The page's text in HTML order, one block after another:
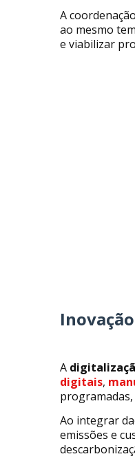
A
ao mesmo
e viabilizar
A
digitais,
Ao integrar
emissões e